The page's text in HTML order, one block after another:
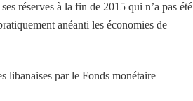
réserves à la fin de 2015 qui n’a pas été
anéanti les économies de
libanaises par le Fonds monétaire